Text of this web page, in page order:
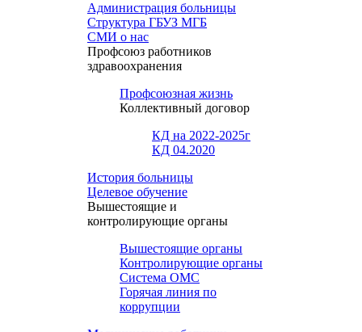
Администрация больницы
Структура ГБУЗ МГБ
СМИ о нас
Профсоюз работников
здравоохранения
Профсоюзная жизнь
Коллективный договор
КД на 2022-2025г
КД 04.2020
История больницы
Целевое обучение
Вышестоящие и
контролирующие органы
Вышестоящие органы
Контролирующие органы
Система ОМС
Горячая линия по
коррупции